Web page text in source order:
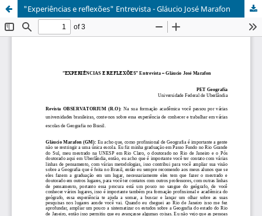
"Experiências e reflexões" Entrevista - Gláucio José Marafon